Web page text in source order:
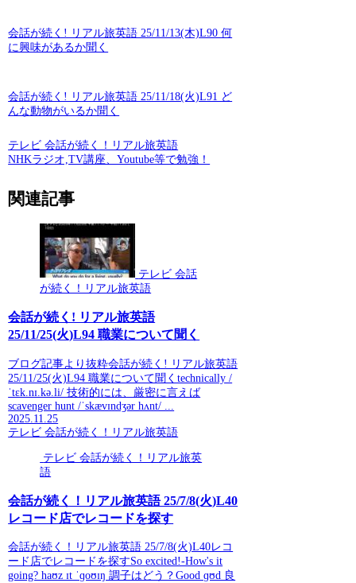
会話が続く! リアル旅英語 25/11/13(木)L90 何
に興味があるか聞く
会話が続く! リアル旅英語 25/11/18(火)L91 ど
んな動物がいるか聞く
テレビ 会話が続く！リアル旅英語
NHKラジオ,TV講座、Youtube等で勉強！
関連記事
テレビ 会話
が続く！リアル旅英語
会話が続く! リアル旅英語
25/11/25(火)L94 職業について聞く
ブログ記事より抜粋会話が続く! リアル旅英語
25/11/25(火)L94 職業について聞くtechnically /
ˈtɛk.nɪ.kə.li/ 技術的には、厳密に言えば
scavenger hunt /ˈskævɪndʒər hʌnt/ ...
2025.11.25
テレビ 会話が続く！リアル旅英語
テレビ 会話が続く！リアル旅英
語
会話が続く！リアル旅英語 25/7/8(火)L40
レコード店でレコードを探す
会話が続く！リアル旅英語 25/7/8(火)L40レコ
ード店でレコードを探すSo excited!-How's it
going? haʊz ɪt ˈɡoʊɪŋ 調子はどう？Good ɡʊd 良